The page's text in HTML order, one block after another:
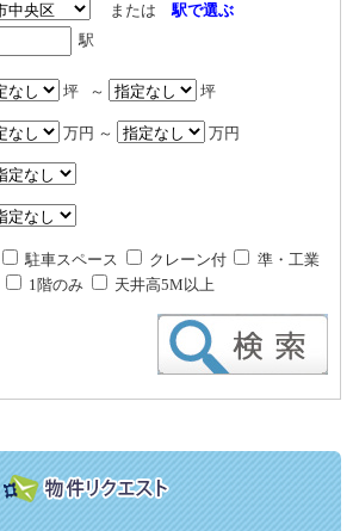
または駅で選ぶ
駅
坪 ～ 坪
万円 ～ 万円
駐車スペース クレーン付
準・工業
1階のみ 天井高5M以上